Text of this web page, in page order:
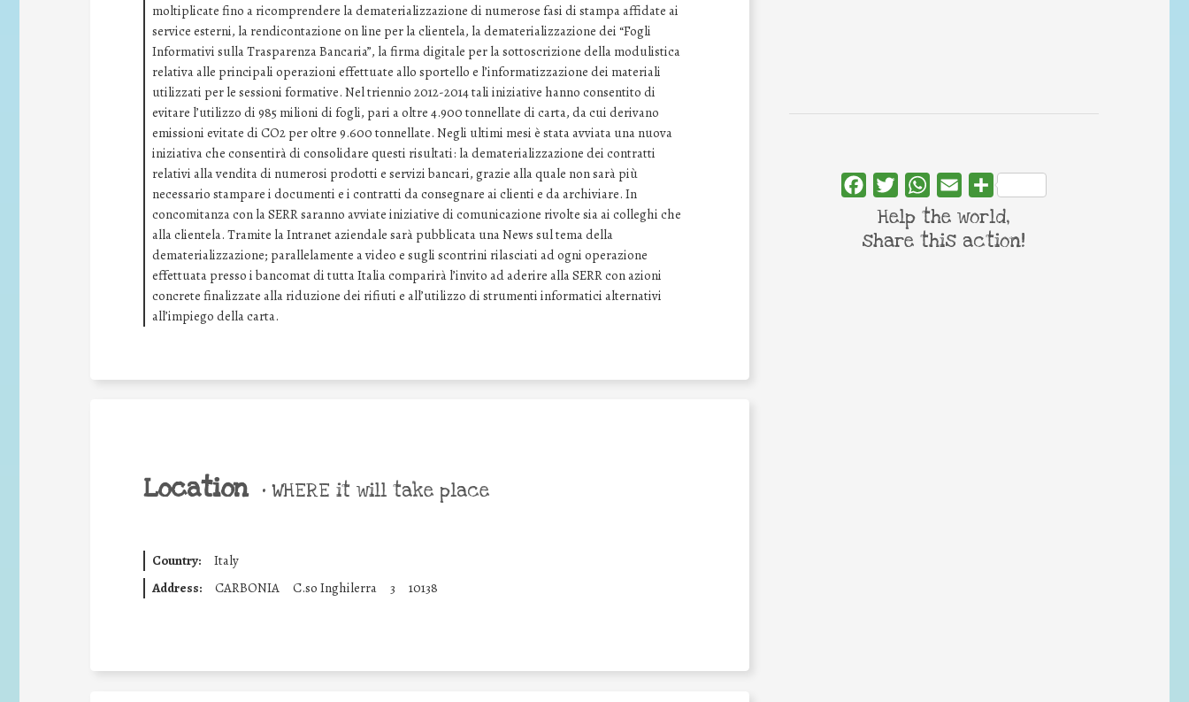
moltiplicate fino a ricomprendere la dematerializzazione di numerose fasi di stampa affidate ai
service esterni, la rendicontazione on line per la clientela, la dematerializzazione dei “Fogli
Informativi sulla Trasparenza Bancaria”, la firma digitale per la sottoscrizione della modulistica
relativa alle principali operazioni effettuate allo sportello e l’informatizzazione dei materiali
utilizzati per le sessioni formative. Nel triennio 2012-2014 tali iniziative hanno consentito di
evitare l’utilizzo di 985 milioni di fogli, pari a oltre 4.900 tonnellate di carta, da cui derivano
emissioni evitate di CO2 per oltre 9.600 tonnellate. Negli ultimi mesi è stata avviata una nuova
iniziativa che consentirà di consolidare questi risultati: la dematerializzazione dei contratti
relativi alla vendita di numerosi prodotti e servizi bancari, grazie alla quale non sarà più
necessario stampare i documenti e i contratti da consegnare ai clienti e da archiviare. In
concomitanza con la SERR saranno avviate iniziative di comunicazione rivolte sia ai colleghi che
alla clientela. Tramite la Intranet aziendale sarà pubblicata una News sul tema della
dematerializzazione; parallelamente a video e sugli scontrini rilasciati ad ogni operazione
effettuata presso i bancomat di tutta Italia comparirà l’invito ad aderire alla SERR con azioni
concrete finalizzate alla riduzione dei rifiuti e all’utilizzo di strumenti informatici alternativi
all’impiego della carta.
Location • WHERE it will take place
Country:
Italy
Address:
CARBONIA C.so Inghilerra 3 10138
FacebookTwitterWhatsApp
Email Share
Help the world,
share this action!